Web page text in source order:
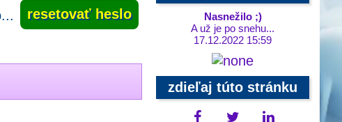
resetovať heslo
Nasnežilo ;)
A už je po snehu...
17.12.2022 15:59
zdieľaj túto stránku